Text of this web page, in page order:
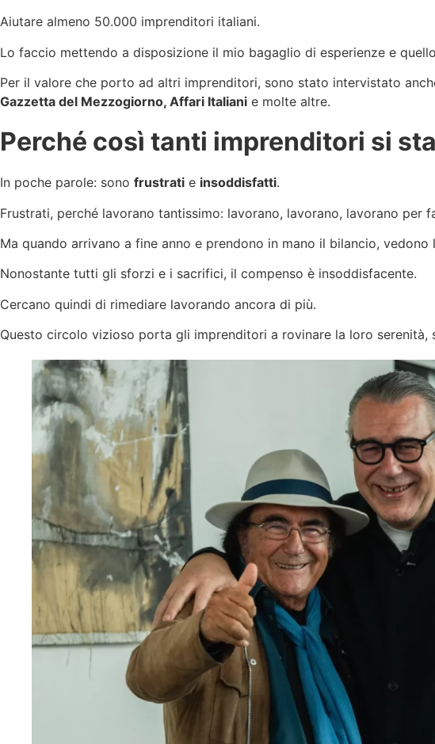
Aiutare almeno 50.000 imprenditori italiani.
Lo faccio mettendo a disposizione il mio bagaglio di esperienze e
Per il valore che porto ad altri imprenditori, sono stato intervistato
Gazzetta del Mezzogiorno, Affari Italiani e molte altre.
Perché così tanti imprenditori si
In poche parole: sono frustrati e insoddisfatti.
Frustrati, perché lavorano tantissimo: lavorano, lavorano, lavorano per
Ma quando arrivano a fine anno e prendono in mano il bilancio,
Nonostante tutti gli sforzi e i sacrifici, il compenso è insoddisfacente.
Cercano quindi di rimediare lavorando ancora di più.
Questo circolo vizioso porta gli imprenditori a rovinare la loro serenità,